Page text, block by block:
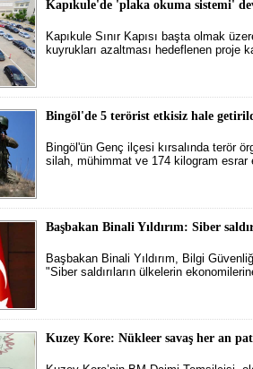
Kapıkule'de 'plaka okuma sistemi'
Kapıkule Sınır Kapısı başta olmak
kuyrukları azaltması hedeflenen proje
Bingöl'de 5 terörist etkisiz hale
Bingöl'ün Genç ilçesi kırsalında terör
silah, mühimmat ve 174 kilogram esrar
Başbakan Binali Yıldırım: Siber
Başbakan Binali Yıldırım, Bilgi
"Siber saldırıların ülkelerin
Kuzey Kore: Nükleer savaş her an